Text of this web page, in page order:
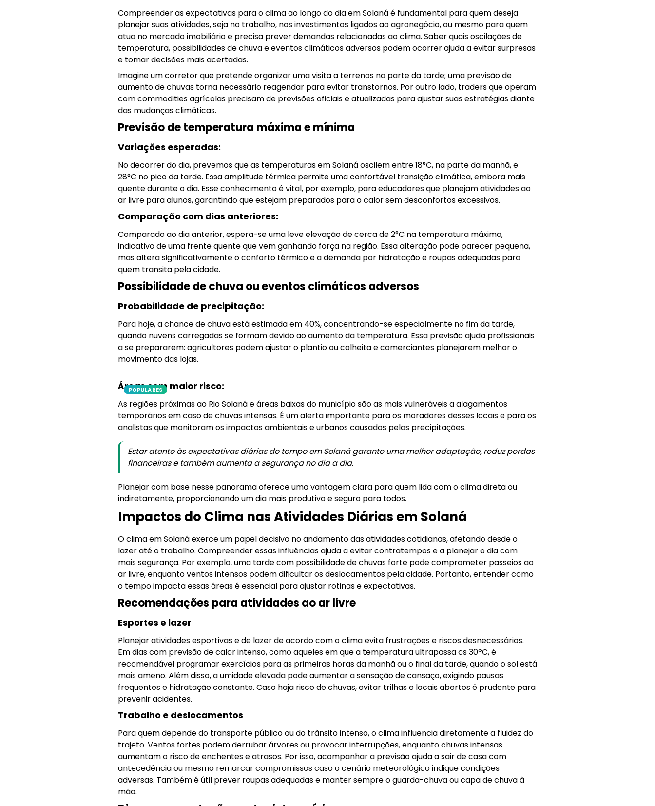
Compreender as expectativas para o clima ao longo do dia em Solaná é fundamental para quem deseja
planejar suas atividades, seja no trabalho, nos investimentos ligados ao agronegócio, ou mesmo para quem
atua no mercado imobiliário e precisa prever demandas relacionadas ao clima. Saber quais oscilações de
temperatura, possibilidades de chuva e eventos climáticos adversos podem ocorrer ajuda a evitar surpresas
e tomar decisões mais acertadas.
Imagine um corretor que pretende organizar uma visita a terrenos na parte da tarde; uma previsão de
aumento de chuvas torna necessário reagendar para evitar transtornos. Por outro lado, traders que operam
com commodities agrícolas precisam de previsões oficiais e atualizadas para ajustar suas estratégias diante
das mudanças climáticas.
Previsão de temperatura máxima e mínima
Variações esperadas:
No decorrer do dia, prevemos que as temperaturas em Solaná oscilem entre 18°C, na parte da manhã, e
28°C no pico da tarde. Essa amplitude térmica permite uma confortável transição climática, embora mais
quente durante o dia. Esse conhecimento é vital, por exemplo, para educadores que planejam atividades ao
ar livre para alunos, garantindo que estejam preparados para o calor sem desconfortos excessivos.
Comparação com dias anteriores:
Comparado ao dia anterior, espera-se uma leve elevação de cerca de 2°C na temperatura máxima,
indicativo de uma frente quente que vem ganhando força na região. Essa alteração pode parecer pequena,
mas altera significativamente o conforto térmico e a demanda por hidratação e roupas adequadas para
quem transita pela cidade.
Possibilidade de chuva ou eventos climáticos adversos
Probabilidade de precipitação:
Para hoje, a chance de chuva está estimada em 40%, concentrando-se especialmente no fim da tarde,
quando nuvens carregadas se formam devido ao aumento da temperatura. Essa previsão ajuda profissionais
a se prepararem: agricultores podem ajustar o plantio ou colheita e comerciantes planejarem melhor o
movimento das lojas.
POPULARES
Áreas com maior risco:
As regiões próximas ao Rio Solaná e áreas baixas do município são as mais vulneráveis a alagamentos
temporários em caso de chuvas intensas. É um alerta importante para os moradores desses locais e para os
analistas que monitoram os impactos ambientais e urbanos causados pelas precipitações.
Estar atento às expectativas diárias do tempo em Solaná garante uma melhor adaptação, reduz perdas
financeiras e também aumenta a segurança no dia a dia.
Planejar com base nesse panorama oferece uma vantagem clara para quem lida com o clima direta ou
indiretamente, proporcionando um dia mais produtivo e seguro para todos.
Impactos do Clima nas Atividades Diárias em Solaná
O clima em Solaná exerce um papel decisivo no andamento das atividades cotidianas, afetando desde o
lazer até o trabalho. Compreender essas influências ajuda a evitar contratempos e a planejar o dia com
mais segurança. Por exemplo, uma tarde com possibilidade de chuvas forte pode comprometer passeios ao
ar livre, enquanto ventos intensos podem dificultar os deslocamentos pela cidade. Portanto, entender como
o tempo impacta essas áreas é essencial para ajustar rotinas e expectativas.
Recomendações para atividades ao ar livre
Esportes e lazer
Planejar atividades esportivas e de lazer de acordo com o clima evita frustrações e riscos desnecessários.
Em dias com previsão de calor intenso, como aqueles em que a temperatura ultrapassa os 30ºC, é
recomendável programar exercícios para as primeiras horas da manhã ou o final da tarde, quando o sol está
mais ameno. Além disso, a umidade elevada pode aumentar a sensação de cansaço, exigindo pausas
frequentes e hidratação constante. Caso haja risco de chuvas, evitar trilhas e locais abertos é prudente para
prevenir acidentes.
Trabalho e deslocamentos
Para quem depende do transporte público ou do trânsito intenso, o clima influencia diretamente a fluidez do
trajeto. Ventos fortes podem derrubar árvores ou provocar interrupções, enquanto chuvas intensas
aumentam o risco de enchentes e atrasos. Por isso, acompanhar a previsão ajuda a sair de casa com
antecedência ou mesmo remarcar compromissos caso o cenário meteorológico indique condições
adversas. Também é útil prever roupas adequadas e manter sempre o guarda-chuva ou capa de chuva à
mão.